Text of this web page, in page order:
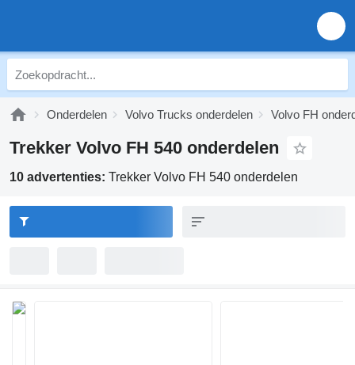
Onderdelen Volvo Trucks onderdelen Volvo FH
Trekker Volvo FH 540 onderdelen
10 advertenties: Trekker Volvo FH 540 onderdelen